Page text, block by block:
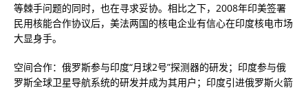
等棘手问题的同时，也在寻求妥协。相比之下，2008年印美签署
民用核能合作协议后，美法两国的核电企业有信心在印度核电市场
大显身手。
空间合作：俄罗斯参与印度“月球2号”探测器的研发；印度参与俄
罗斯全球卫星导航系统的研发并成为其用户；印度引进俄罗斯火箭